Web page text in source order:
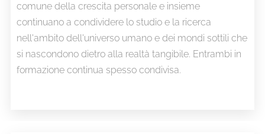
comune della crescita personale e insieme
continuano a condividere lo studio e la ricerca
nell'ambito dell'universo umano e dei mondi sottili che
si nascondono dietro alla realtà tangibile. Entrambi in
formazione continua spesso condivisa.